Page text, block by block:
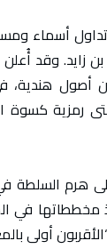
تداول أسماء
بن زايد. وقد
أصول
رمزية كسوة
هرم السلطة في
مخططاتها في
أولى